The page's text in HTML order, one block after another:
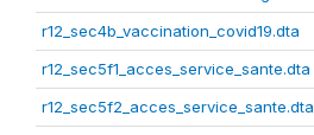
r12_sec4b_vaccination_covid19.dta
r12_sec5f1_acces_service_sante.dta
r12_sec5f2_acces_service_sante.dta